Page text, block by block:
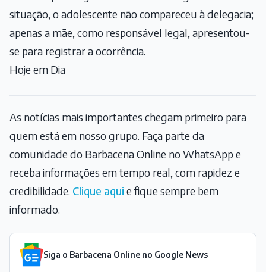
situação, o adolescente não compareceu à delegacia;
apenas a mãe, como responsável legal, apresentou-
se para registrar a ocorrência.
Hoje em Dia
As notícias mais importantes chegam primeiro para
quem está em nosso grupo. Faça parte da
comunidade do Barbacena Online no WhatsApp e
receba informações em tempo real, com rapidez e
credibilidade. Clique aqui e fique sempre bem
informado.
Siga o Barbacena Online no Google News